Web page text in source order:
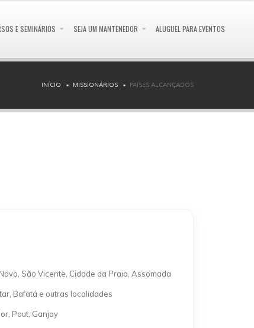
E SEMINÁRIOS SEJA UM MANTENEDOR ALUGUEL PARA EVENTOS
INÍCIO MISSIONÁRIOS PAÍSES ALCANÇADOS
São Vicente, Cidade da Praia, Assomada
Bafatá e outras localidades
Pout, Ganjay